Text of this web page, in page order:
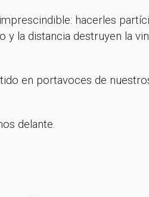
hacerles
y la distancia destruyen la
en portavoces de
delante.